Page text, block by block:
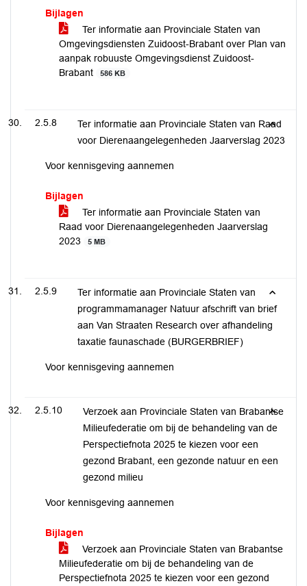
Bijlagen
Ter informatie aan Provinciale Staten van
Omgevingsdiensten Zuidoost-Brabant over Plan van
aanpak robuuste Omgevingsdienst Zuidoost-
Brabant
586 KB
2.5.8
Ter informatie aan Provinciale Staten van Raad
voor Dierenaangelegenheden Jaarverslag 2023
Voor kennisgeving aannemen
Bijlagen
Ter informatie aan Provinciale Staten van
Raad voor Dierenaangelegenheden Jaarverslag
2023
5 MB
2.5.9
Ter informatie aan Provinciale Staten van
programmamanager Natuur afschrift van brief
aan Van Straaten Research over afhandeling
taxatie faunaschade (BURGERBRIEF)
Voor kennisgeving aannemen
2.5.10
Verzoek aan Provinciale Staten van Brabantse
Milieufederatie om bij de behandeling van de
Perspectiefnota 2025 te kiezen voor een
gezond Brabant, een gezonde natuur en een
gezond milieu
Voor kennisgeving aannemen
Bijlagen
Verzoek aan Provinciale Staten van Brabantse
Milieufederatie om bij de behandeling van de
Perspectiefnota 2025 te kiezen voor een gezond